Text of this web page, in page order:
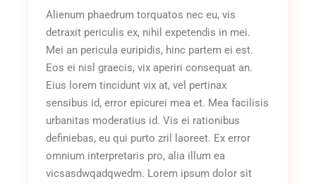
Alienum phaedrum torquatos nec eu, vis
detraxit periculis ex, nihil expetendis in mei.
Mei an pericula euripidis, hinc partem ei est.
Eos ei nisl graecis, vix aperiri consequat an.
Eius lorem tincidunt vix at, vel pertinax
sensibus id, error epicurei mea et. Mea facilisis
urbanitas moderatius id. Vis ei rationibus
definiebas, eu qui purto zril laoreet. Ex error
omnium interpretaris pro, alia illum ea
vicsasdwqadqwedm. Lorem ipsum dolor sit